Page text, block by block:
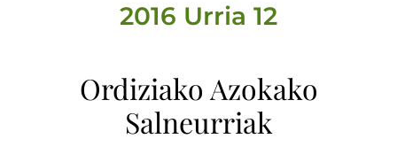
2016 Urria 12
Ordiziako Azokako
Salneurriak